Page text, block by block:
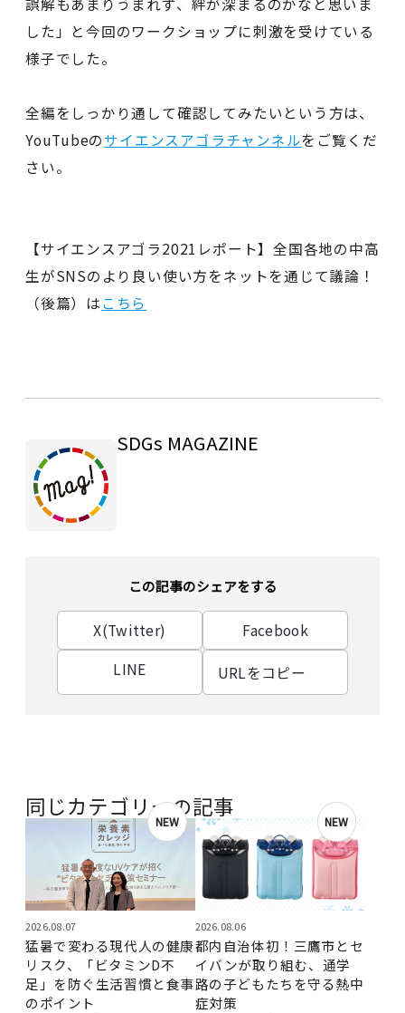
した」と今回のワークショップに刺激を受けている
様子でした。
全編をしっかり通して確認してみたいという方は、
YouTubeのサイエンスアゴラチャンネルをご覧くだ
さい。
【サイエンスアゴラ2021レポート】全国各地の中高
生がSNSのより良い使い方をネットを通じて議論！
（後篇）はこちら
SDGs MAGAZINE
この記事のシェアをする
X(Twitter)
Facebook
LINE
URLをコピー
同じカテゴリーの記事
NEW
2026.08.07
猛暑で変わる現代人の健康
リスク、「ビタミンD不
足」を防ぐ生活習慣と食事
のポイント
NEW
2026.08.06
都内自治体初！三鷹市とセ
イバンが取り組む、通学
路の子どもたちを守る熱中
症対策